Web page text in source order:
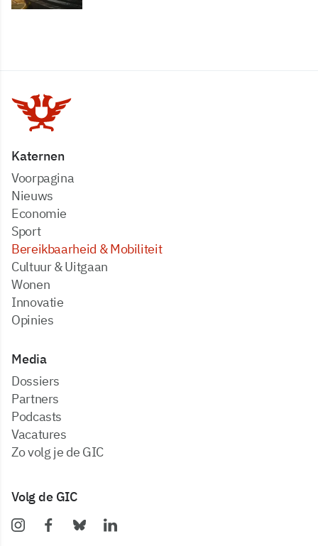
Katernen
Voorpagina
Nieuws
Economie
Sport
Bereikbaarheid & Mobiliteit
Cultuur & Uitgaan
Wonen
Innovatie
Opinies
Media
dossiers
partners
podcasts
vacatures
zo volg je de GIC
Volg de GIC